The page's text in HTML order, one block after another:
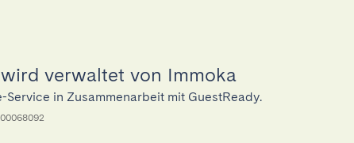
verwaltet von Immoka
Service in Zusammenarbeit mit GuestReady.